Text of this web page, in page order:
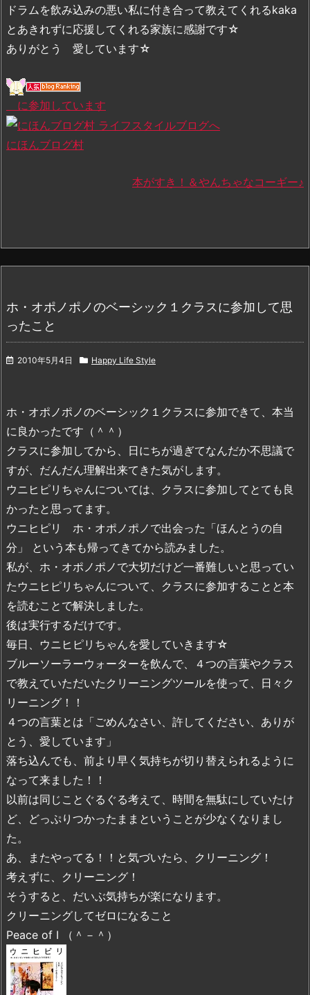
ドラムを飲み込みの悪い私に付き合って教えてくれるkaka
とあきれずに応援してくれる家族に感謝です☆
ありがとう 愛しています☆
に参加しています
にほんブログ村
本がすき！＆やんちゃなコーギー♪
ホ・オポノポノのベーシック１クラスに参加して思
ったこと
2010年5月4日 Happy Life Style
ホ・オポノポノのベーシック１クラスに参加できて、本当
に良かったです（＾＾）
クラスに参加してから、日にちが過ぎてなんだか不思議で
すが、だんだん理解出来てきた気がします。
ウニヒピリちゃんについては、クラスに参加してとても良
かったと思ってます。
ウニヒピリ ホ・オポノポノで出会った「ほんとうの自
分」 という本も帰ってきてから読みました。
私が、ホ・オポノポノで大切だけど一番難しいと思ってい
たウニヒピリちゃんについて、クラスに参加することと本
を読むことで解決しました。
後は実行するだけです。
毎日、ウニヒピリちゃんを愛していきます☆
ブルーソーラーウォーターを飲んで、４つの言葉やクラス
で教えていただいたクリーニングツールを使って、日々ク
リーニング！！
４つの言葉とは「ごめんなさい、許してください、ありが
とう、愛しています」
落ち込んでも、前より早く気持ちが切り替えられるように
なって来ました！！
以前は同じことぐるぐる考えて、時間を無駄にしていたけ
ど、どっぷりつかったままということが少なくなりまし
た。
あ、またやってる！！と気づいたら、クリーニング！
考えずに、クリーニング！
そうすると、だいぶ気持ちが楽になります。
クリーニングしてゼロになること
Peace of I （＾－＾）